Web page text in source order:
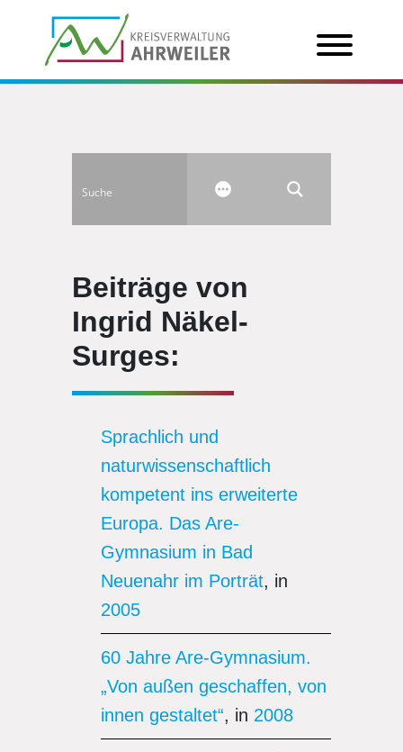
Beiträge von
Ingrid Näkel-
Surges:
Sprachlich und
naturwissenschaftlich
kompetent ins erweiterte
Europa. Das Are-
Gymnasium in Bad
Neuenahr im Porträt, in
2005
60 Jahre Are-Gymnasium.
„Von außen geschaffen, von
innen gestaltet“, in 2008